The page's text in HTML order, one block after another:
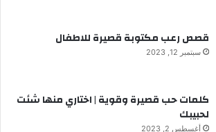
قصص رعب مكتوبة قصيرة للاطفال
سبتمبر 12, 2023
كلمات حب قصيرة وقوية | اختاري منها شئت
لحبيبك
أغسطس 2, 2023